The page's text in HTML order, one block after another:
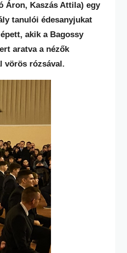
Áron, Kaszás Attila) egy
tanulói édesanyjukat
akik a Bagossy
aratva a nézők
vörös rózsával.